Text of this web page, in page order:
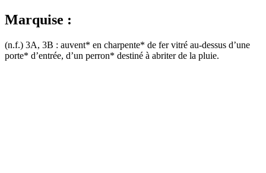
Marquise :
(n.f.) 3A, 3B : auvent* en charpente* de fer vitré au-dessus d’une
porte* d’entrée, d’un perron* destiné à abriter de la pluie.